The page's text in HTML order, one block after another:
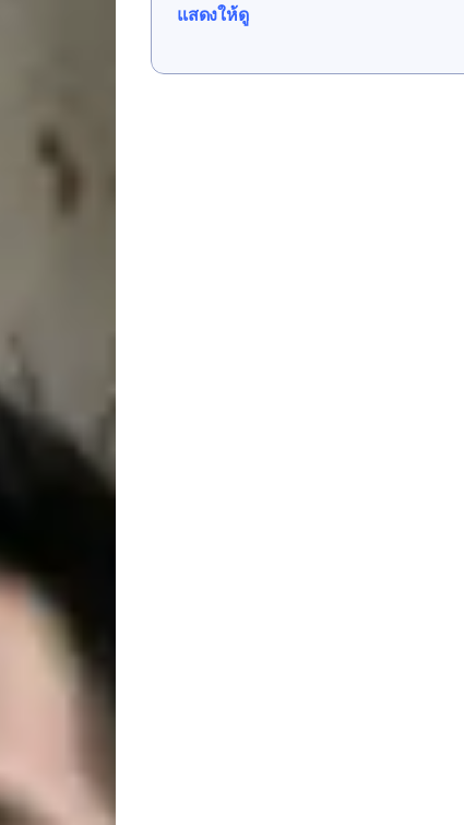
แสดงให้ดู